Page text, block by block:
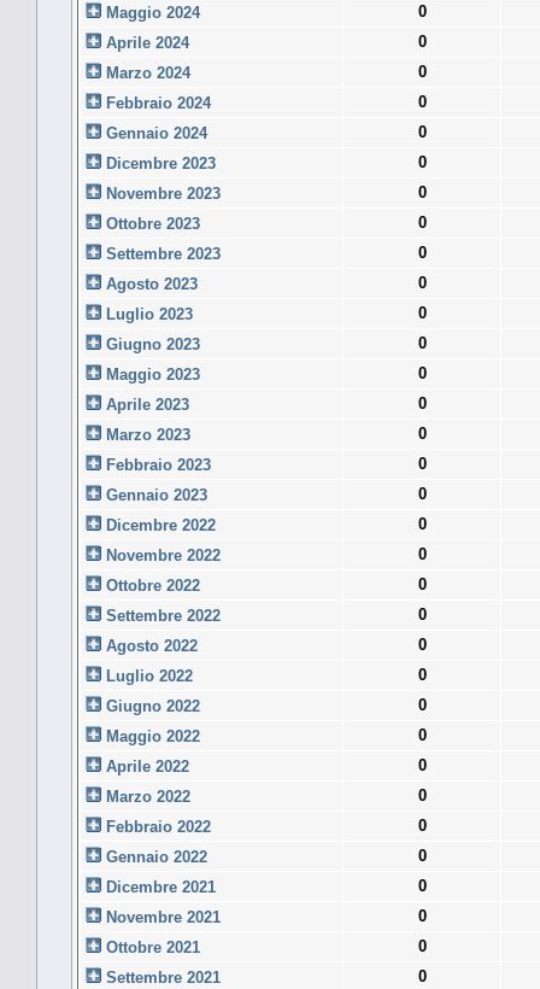
Maggio 2024
0
Aprile 2024
0
Marzo 2024
0
Febbraio 2024
0
Gennaio 2024
0
Dicembre 2023
0
Novembre 2023
0
Ottobre 2023
0
Settembre 2023
0
Agosto 2023
0
Luglio 2023
0
Giugno 2023
0
Maggio 2023
0
Aprile 2023
0
Marzo 2023
0
Febbraio 2023
0
Gennaio 2023
0
Dicembre 2022
0
Novembre 2022
0
Ottobre 2022
0
Settembre 2022
0
Agosto 2022
0
Luglio 2022
0
Giugno 2022
0
Maggio 2022
0
Aprile 2022
0
Marzo 2022
0
Febbraio 2022
0
Gennaio 2022
0
Dicembre 2021
0
Novembre 2021
0
Ottobre 2021
0
Settembre 2021
0